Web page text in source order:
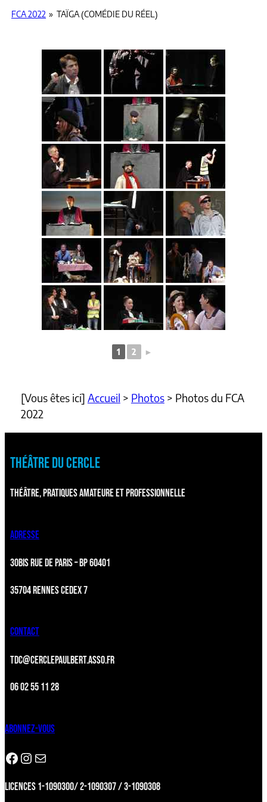
FCA 2022 » TAÏGA (COMÉDIE DU RÉEL)
1 2 ►
[Vous êtes ici] Accueil > Photos> Photos du FCA
2022
THÉÂTRE DU CERCLE
THÉÂTRE, PRATIQUES AMATEURE ET PROFESSIONNELLE
ADRESSE
30BIS RUE DE PARIS – BP 60401
35704 RENNES CEDEX 7
CONTACT
TDC@CERCLEPAULBERT.ASSO.FR
06 02 55 11 28
ABONNEZ-VOUS
Facebook Instagram Newsletter
LICENCES 1-1090300/ 2-1090307 / 3-1090308